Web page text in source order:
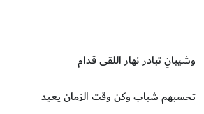
وشيبانٍ تبادر نهار اللقى قدام
تحسبهم شباب وكن وقت الزمان يعيد